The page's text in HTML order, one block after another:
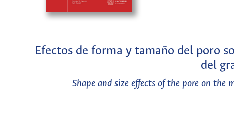
Efectos de forma y tamaño del poro
del
Shape and size effects of the pore on the